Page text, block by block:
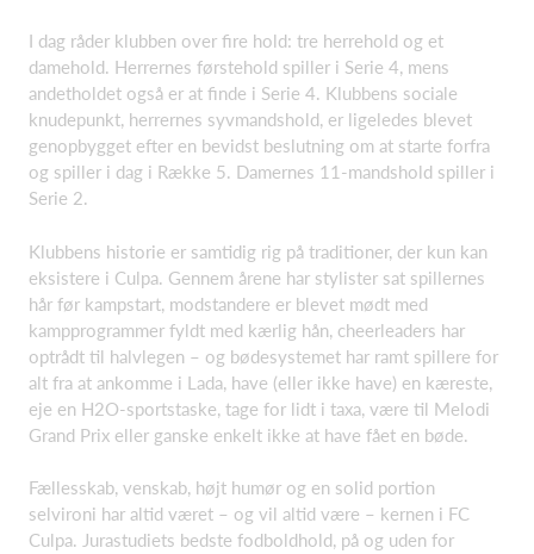
I dag råder klubben over fire hold: tre herrehold og et
damehold. Herrernes førstehold spiller i Serie 4, mens
andetholdet også er at finde i Serie 4. Klubbens sociale
knudepunkt, herrernes syvmandshold, er ligeledes blevet
genopbygget efter en bevidst beslutning om at starte forfra
og spiller i dag i Række 5. Damernes 11-mandshold spiller i
Serie 2.
Klubbens historie er samtidig rig på traditioner, der kun kan
eksistere i Culpa. Gennem årene har stylister sat spillernes
hår før kampstart, modstandere er blevet mødt med
kampprogrammer fyldt med kærlig hån, cheerleaders har
optrådt til halvlegen – og bødesystemet har ramt spillere for
alt fra at ankomme i Lada, have (eller ikke have) en kæreste,
eje en H2O-sportstaske, tage for lidt i taxa, være til Melodi
Grand Prix eller ganske enkelt ikke at have fået en bøde.
Fællesskab, venskab, højt humør og en solid portion
selvironi har altid været – og vil altid være – kernen i FC
Culpa. Jurastudiets bedste fodboldhold, på og uden for